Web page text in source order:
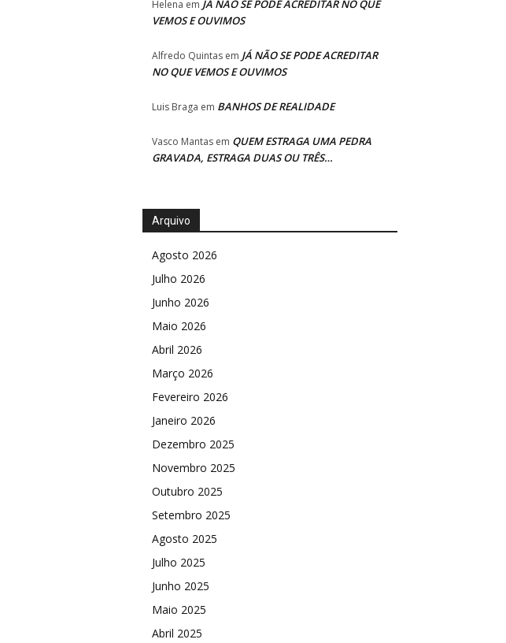
Helena em JÁ NÃO SE PODE ACREDITAR NO QUE
VEMOS E OUVIMOS
Alfredo Quintas em JÁ NÃO SE PODE ACREDITAR
NO QUE VEMOS E OUVIMOS
Luis Braga em BANHOS DE REALIDADE
Vasco Mantas em QUEM ESTRAGA UMA PEDRA
GRAVADA, ESTRAGA DUAS OU TRÊS…
Arquivo
Agosto 2026
Julho 2026
Junho 2026
Maio 2026
Abril 2026
Março 2026
Fevereiro 2026
Janeiro 2026
Dezembro 2025
Novembro 2025
Outubro 2025
Setembro 2025
Agosto 2025
Julho 2025
Junho 2025
Maio 2025
Abril 2025